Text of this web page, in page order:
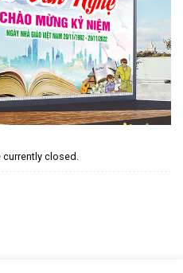
closed.